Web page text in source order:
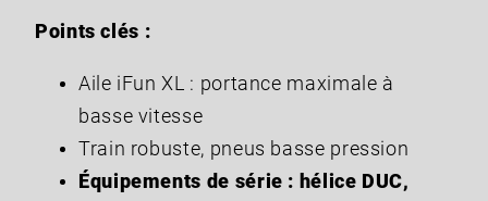
Points clés :
Aile iFun XL : portance maximale à
basse vitesse
Train robuste, pneus basse pression
Équipements de série : hélice DUC,